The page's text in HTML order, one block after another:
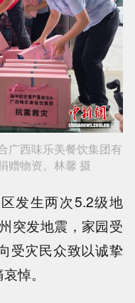
广西味乐美餐饮集团有
赠物资。林馨 摄
发生两次5.2级地
突发地震，家园受
受灾民众致以诚挚
悼。